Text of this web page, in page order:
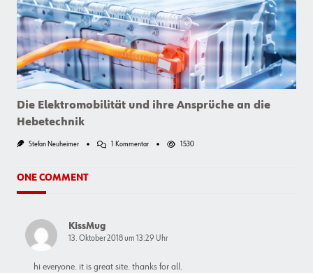
Für
Eine
Fenstermontage
Mit
Weitblick
Die Elektromobilität und ihre Ansprüche an die
Hebetechnik
Stefan Neuheimer 1 KommentarZu
1530
ONE COMMENT
KissMug
13. Oktober 2018 um 13:29 Uhr
hi everyone. it is great site. thanks for all.